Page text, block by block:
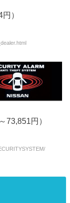
）
73,851円）